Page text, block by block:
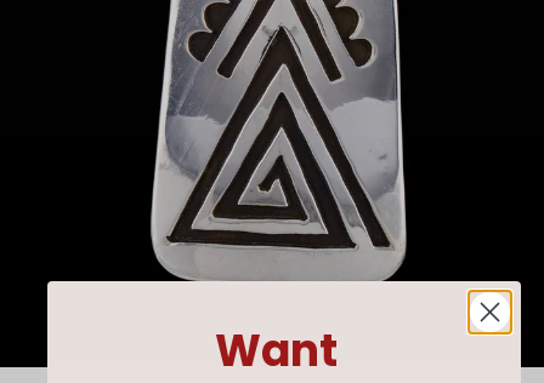
Want